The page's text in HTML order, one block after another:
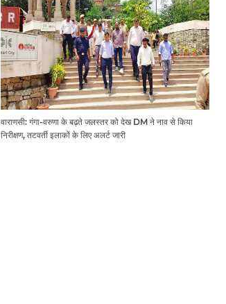
वाराणसी: गंगा-वरुणा के बढ़ते जलस्तर को देख DM ने नाव से किया
निरीक्षण, तटवर्ती इलाकों के लिए अलर्ट जारी